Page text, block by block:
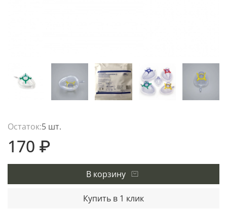
Остаток:5 шт.
170 ₽
В корзину
Купить в 1 клик